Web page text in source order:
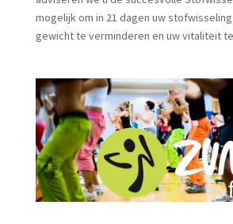
mogelijk om in 21 dagen uw
gewicht te verminderen en uw vitaliteit